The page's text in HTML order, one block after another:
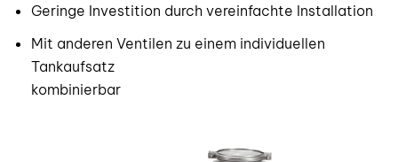
Geringe Investition durch vereinfachte Installation
Mit anderen Ventilen zu einem individuellen
Tankaufsatz
kombinierbar